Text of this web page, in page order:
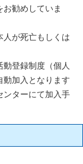
勧めしていま
人が死亡もしくは
動登録制度（個人
動加入となります
ンターにて加入手